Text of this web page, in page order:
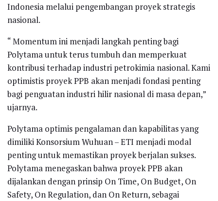
Indonesia melalui pengembangan proyek strategis
nasional.
“ Momentum ini menjadi langkah penting bagi
Polytama untuk terus tumbuh dan memperkuat
kontribusi terhadap industri petrokimia nasional. Kami
optimistis proyek PPB akan menjadi fondasi penting
bagi penguatan industri hilir nasional di masa depan,”
ujarnya.
Polytama optimis pengalaman dan kapabilitas yang
dimiliki Konsorsium Wuhuan – ETI menjadi modal
penting untuk memastikan proyek berjalan sukses.
Polytama menegaskan bahwa proyek PPB akan
dijalankan dengan prinsip On Time, On Budget, On
Safety, On Regulation, dan On Return, sebagai